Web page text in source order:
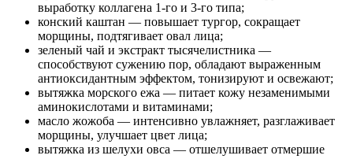
выработку коллагена 1-го и 3-го типа;
конский каштан — повышает тургор, сокращает
морщины, подтягивает овал лица;
зеленый чай и экстракт тысячелистника —
способствуют сужению пор, обладают выраженным
антиоксидантным эффектом, тонизируют и освежают;
вытяжка морского ежа — питает кожу незаменимыми
аминокислотами и витаминами;
масло жожоба — интенсивно увлажняет, разглаживает
морщины, улучшает цвет лица;
вытяжка из шелухи овса — отшелушивает отмершие